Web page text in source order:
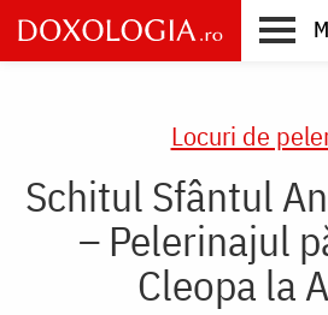
Skip
to
main
Locuri de
Schitul Sfântul
– Pelerinajul
Cleopa la